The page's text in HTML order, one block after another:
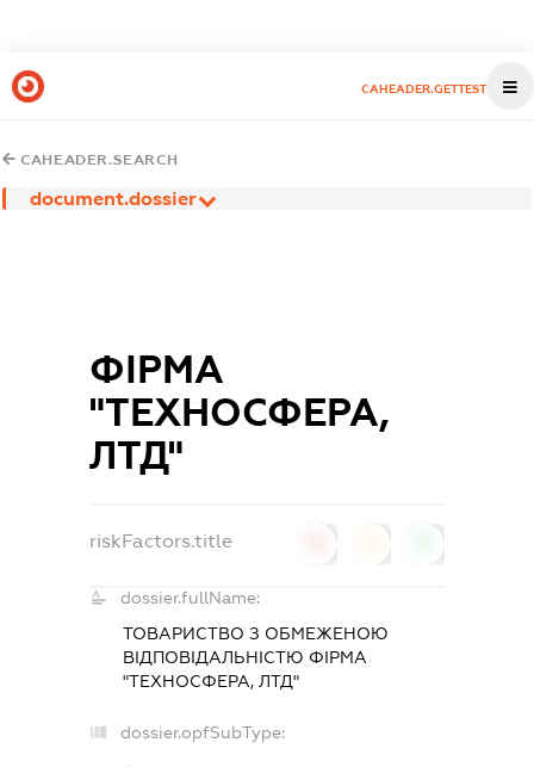
CAHEADER.GETTEST
CAHEADER.SEARCH
document.dossier
ФІРМА
"ТЕХНОСФЕРА,
ЛТД"
riskFactors.title
dossier.fullName:
ТОВАРИСТВО З ОБМЕЖЕНОЮ
ВІДПОВІДАЛЬНІСТЮ ФІРМА
"ТЕХНОСФЕРА, ЛТД"
dossier.opfSubType: